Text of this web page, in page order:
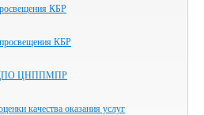
КБР
КБР
ДПО ЦНППМПР
качества оказания услуг